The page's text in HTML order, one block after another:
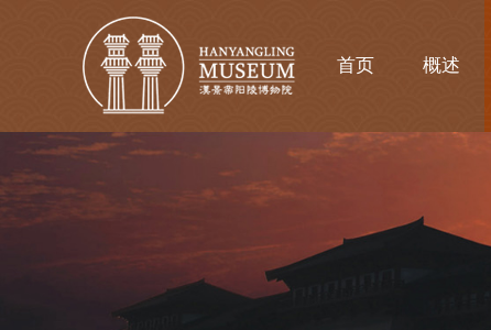
首页 概述